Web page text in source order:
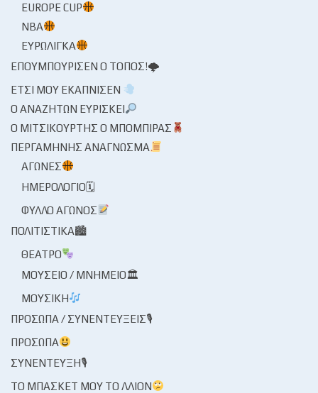
EUROPE CUP
NBA
ΕΥΡΩΛΊΓΚΑ
ΕΠΟΥΜΠΟΎΡΙΣΕΝ Ο ΤΌΠΟΣ!🌩
ΈΤΣΙ ΜΟΥ ΕΚΆΠΝΙΣΕΝ
Ο ΑΝΑΖΗΤΏΝ ΕΥΡΊΣΚΕΙ
Ο ΜΙΤΣΙΚΟΥΡΤΉΣ Ο ΜΠΌΜΠΙΡΑΣ
ΠΕΡΓΑΜΗΝΉΣ ΑΝΆΓΝΩΣΜΑ
ΑΓΏΝΕΣ
ΗΜΕΡΟΛΌΓΙΟ🗓
ΦΎΛΛΟ ΑΓΏΝΟΣ
ΠΟΛΙΤΙΣΤΙΚΆ🏙
ΘΈΑΤΡΟ
ΜΟΥΣΕΊΟ / ΜΝΗΜΕΊΟ🏛
ΜΟΥΣΙΚΉ
ΠΡΌΣΩΠΑ / ΣΥΝΕΝΤΕΎΞΕΙΣ🎙
ΠΡΌΣΩΠΑ
ΣΥΝΈΝΤΕΥΞΗ🎙
ΤΟ ΜΠΆΣΚΕΤ ΜΟΥ ΤΟ ΛΛΊΟΝ